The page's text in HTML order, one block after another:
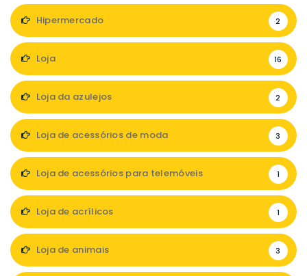
Hipermercado 2
Loja 16
Loja da azulejos 2
Loja de acessórios de moda 3
Loja de acessórios para telemóveis 1
Loja de acrílicos 1
Loja de animais 3